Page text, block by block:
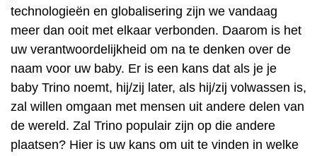
technologieën en globalisering zijn we vandaag
meer dan ooit met elkaar verbonden. Daarom is het
uw verantwoordelijkheid om na te denken over de
naam voor uw baby. Er is een kans dat als je je
baby Trino noemt, hij/zij later, als hij/zij volwassen is,
zal willen omgaan met mensen uit andere delen van
de wereld. Zal Trino populair zijn op die andere
plaatsen? Hier is uw kans om uit te vinden in welke